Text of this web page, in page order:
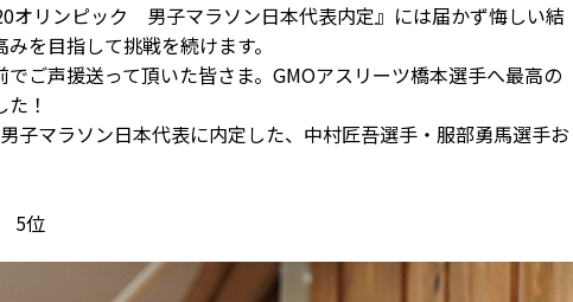
オリンピック 男子マラソン日本代表内定』には届かず悔しい結
を目指して挑戦を続けます。
ご声援送って頂いた皆さま。GMOアスリーツ橋本選手へ最高の
！
子マラソン日本代表に内定した、中村匠吾選手・服部勇馬選手お
5位